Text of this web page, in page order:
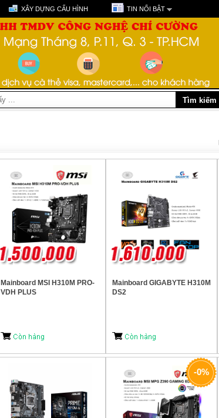
XÂY DỰNG CẤU HÌNH TIN NỔI BẬT
Mainboard MSI H310M PRO-
VDH PLUS
Mainboard GIGABYTE H310M
DS2
-0%